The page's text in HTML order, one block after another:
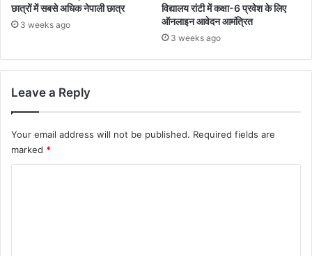
छात्रों में सबसे अधिक नेपाली छात्र
3 weeks ago
विद्यालय रांटी में कक्षा-6 प्रवेश के लिए
ऑनलाइन आवेदन आमंत्रित
3 weeks ago
Leave a Reply
Your email address will not be published. Required fields are
marked *